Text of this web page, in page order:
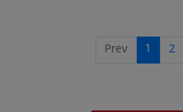
Prev 1 2